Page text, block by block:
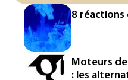
Les Etats-Unis
production d'un
semiconducteurs
Washington étend
réseaux sociaux
8 réactions
Moteurs
: les